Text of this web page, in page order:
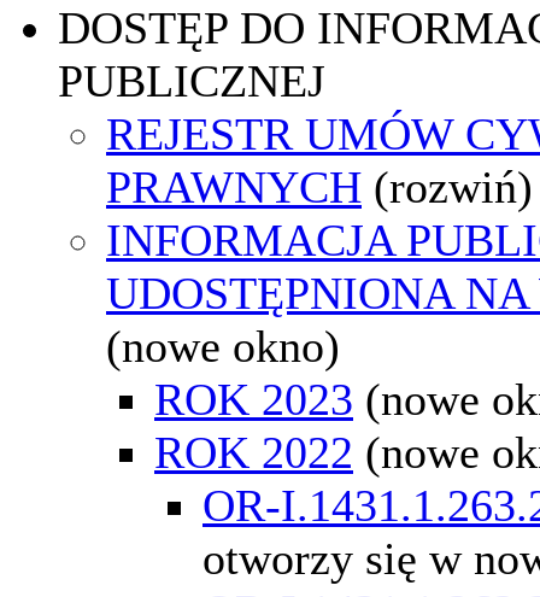
DOSTĘP DO
PUBLICZNEJ
REJESTR UMÓW
PRAWNYCH (rozwiń)
INFORMACJA
UDOSTĘPNIONA
(nowe okno)
ROK 2023 (nowe
ROK 2022 (nowe
OR-
otworzy się w